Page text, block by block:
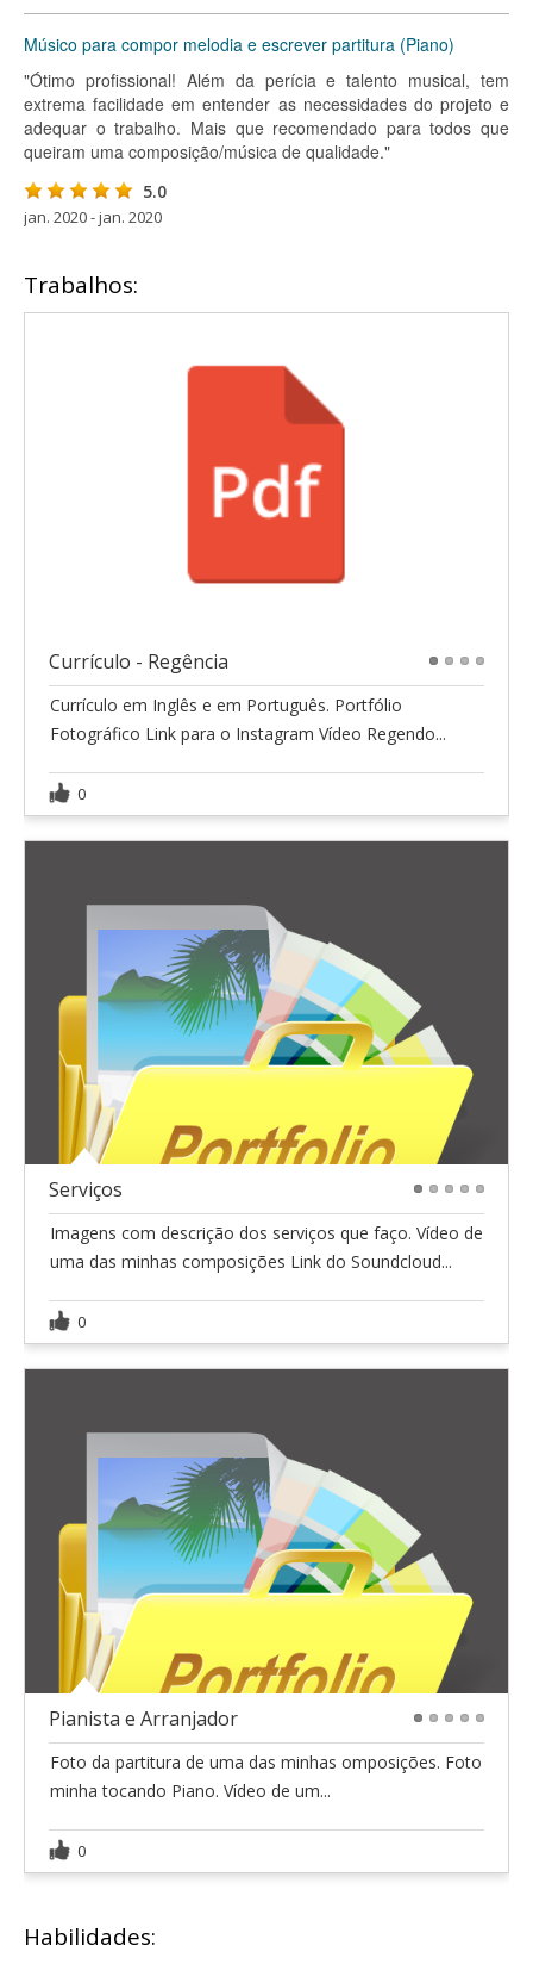
Músico para compor melodia e escrever partitura (Piano)
"Ótimo profissional! Além da perícia e talento musical, tem
extrema facilidade em entender as necessidades do projeto e
adequar o trabalho. Mais que recomendado para todos que
queiram uma composição/música de qualidade."
5.0
jan. 2020 - jan. 2020
Trabalhos:
Currículo - Regência
Currículo em Inglês e em Português. Portfólio
Fotográfico Link para o Instagram Vídeo Regendo...
0
Serviços
Imagens com descrição dos serviços que faço. Vídeo de
uma das minhas composições Link do Soundcloud...
0
Pianista e Arranjador
Foto da partitura de uma das minhas omposições. Foto
minha tocando Piano. Vídeo de um...
0
Habilidades: